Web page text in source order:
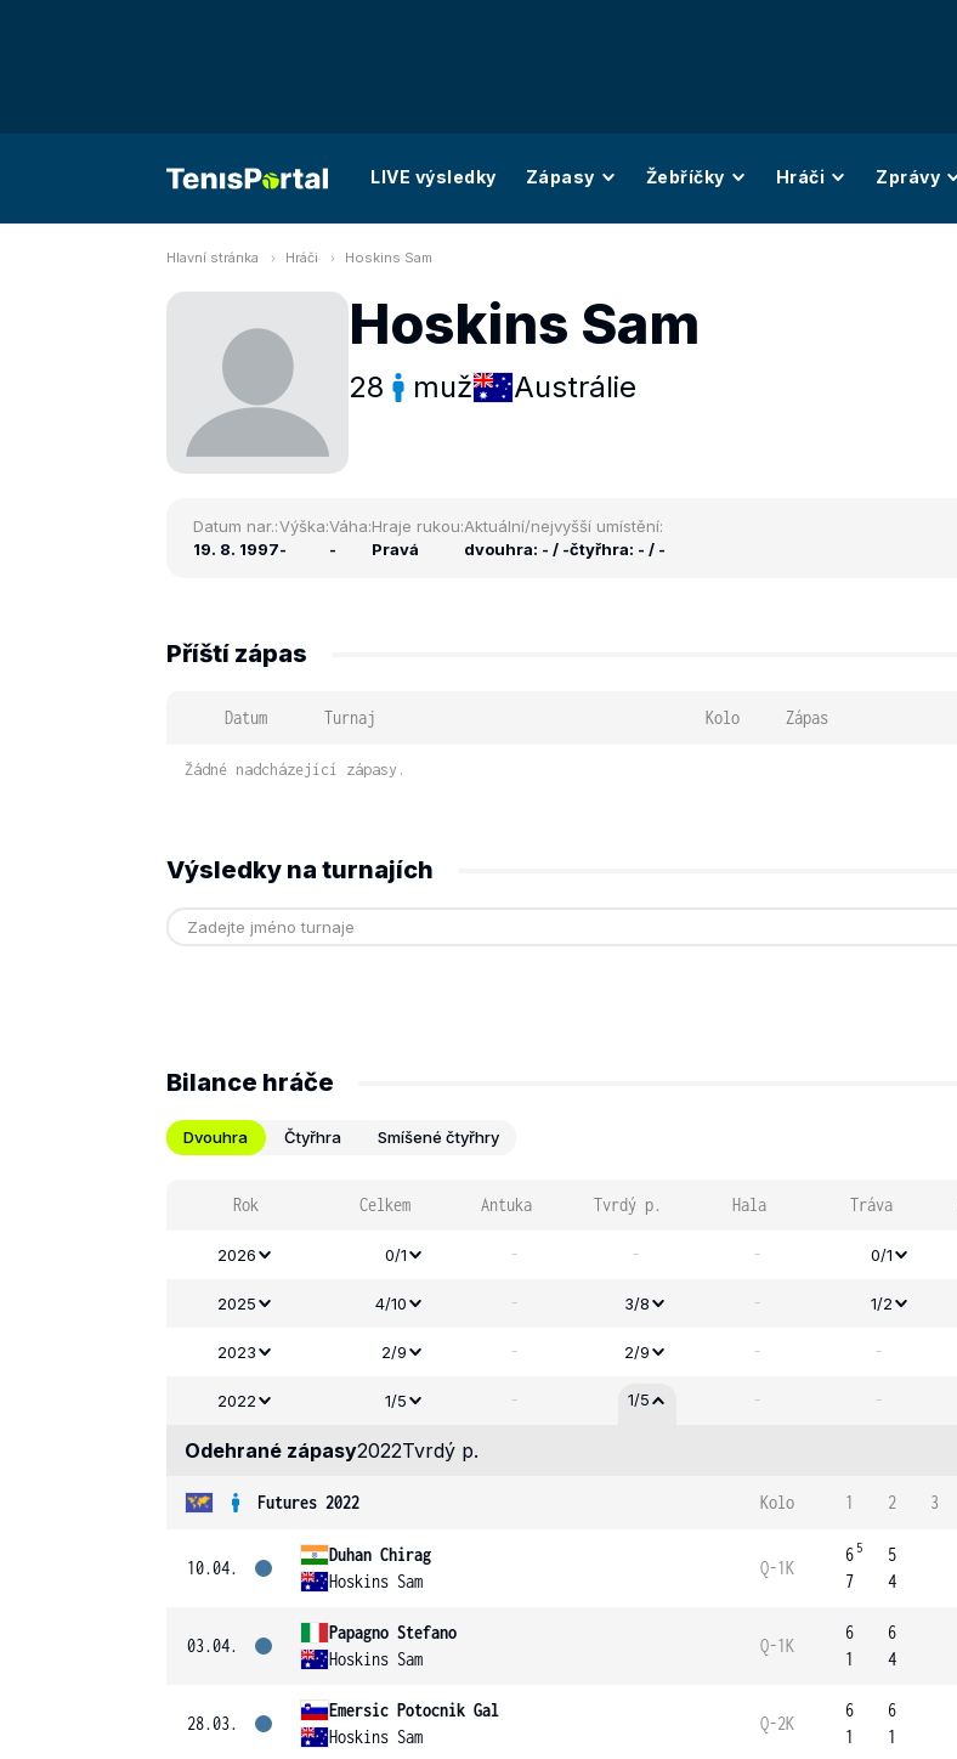
LIVE výsledky Zápasy Žebříčky Hráči Zprávy
Hlavní stránka Hráči Hoskins Sam
Hoskins Sam
28 muž Austrálie
Datum nar.:
19. 8. 1997
Výška:
-
Váha:
-
Hraje rukou:
Pravá
Aktuální/nejvyšší umístění:
dvouhra: - / -čtyřhra: - / -
Příští zápas
Datum Turnaj Kolo Zápas
Žádné nadcházející zápasy.
Výsledky na turnajích
Bilance hráče
Dvouhra Čtyřhra Smíšené čtyřhry
Rok Celkem Antuka Tvrdý p. Hala Tráva
2026 0/1 - - - 0/1
2025 4/10 - 3/8 - 1/2
2023 2/9 - 2/9 - -
2022 1/5 - 1/5 - -
Odehrané zápasy2022Tvrdý p.
Futures 2022 Kolo 1 2 3
10.04.
Duhan Chirag
Hoskins Sam
Q-1K
6 5
7
5
4
03.04.
Papagno Stefano
Hoskins Sam
Q-1K
6
1
6
4
28.03.
Emersic Potocnik Gal
Hoskins Sam
Q-2K
6
1
6
1